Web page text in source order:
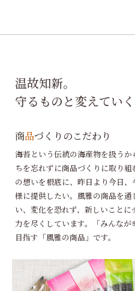
温故知新。
守るものと変えていく
商品づくりのこだわり
海苔という伝統の海産物を扱う
ちを忘れずに商品づくりに取り
の想いを根底に、昨日より今日
様に提供したい。風雅の商品を
い、変化を恐れず、新しいこと
力を尽くしています。「みんな
目指す「風雅の商品」です。